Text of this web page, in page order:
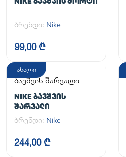
ბრენდი: Nike
99,00 ₾
ახალი
ბავშვის შარვალი
NIKE ᲑᲐᲕᲨᲕᲘᲡ
ᲨᲐᲠᲕᲐᲚᲘ
ბრენდი: Nike
244,00 ₾